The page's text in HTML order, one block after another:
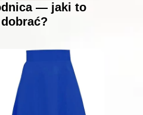
— jaki to